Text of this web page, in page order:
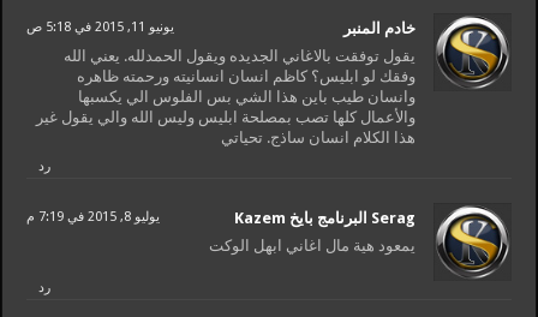
خادم المنبر يونيو 11, 2015 في 5:18 ص
يقول توفقت بالاغاني الجديده ويقول الحمدلله. يعني الله
وفقك لو ابليس؟ كاظم انسان انسانيته ورحمته ظاهره
وانسان طيب باين هذا الشي بس الفلوس الي يكسبها
والأعمال كلها تصب بمصلحة ابليس وليس الله والي يقول غير
هذا الكلام انسان ساذج. تحياتي
رد
Serag البرنامج بايخ Kazem يوليو 8, 2015 في 7:19 م
يمعود هية مال اغاني ابهل الوكت
رد